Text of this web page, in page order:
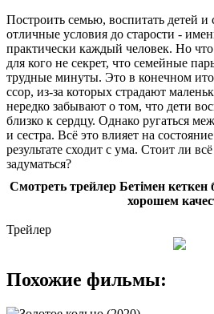
Построить семью, воспитать детей и
отличные условия до старости -
практически каждый человек. Но
для кого не секрет, что семейные
трудные минуты. Это в конечном
ссор, из-за которых страдают
нередко забывают о том, что дети
близко к сердцу. Однако ругаться
и сестра. Всё это влияет на
результате сходит с ума. Стоит ли
задуматься?
Смотреть трейлер Бетімен кеткен
хорошем
Трейлер
Похожие фильмы: